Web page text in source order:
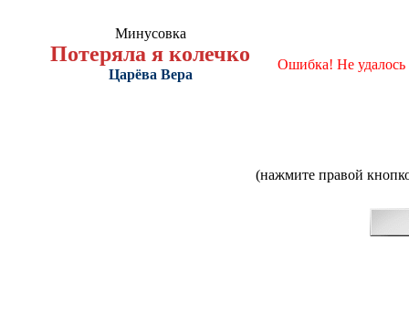
Минусовка
Потеряла я колечко
Царёва Вера
Ошибка! Не
(нажмите правой